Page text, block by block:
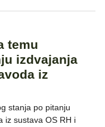
temu
izdvajanja
iz
stanja po pitanju
iz sustava OS RH i